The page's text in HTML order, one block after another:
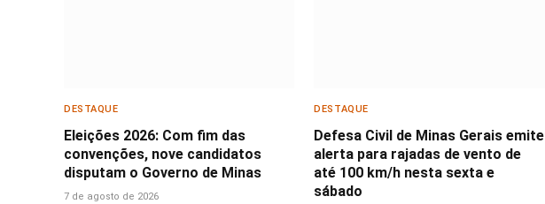
DESTAQUE
Eleições 2026: Com fim das
convenções, nove candidatos
disputam o Governo de Minas
7 de agosto de 2026
DESTAQUE
Defesa Civil de Minas Gerais emite
alerta para rajadas de vento de
até 100 km/h nesta sexta e
sábado